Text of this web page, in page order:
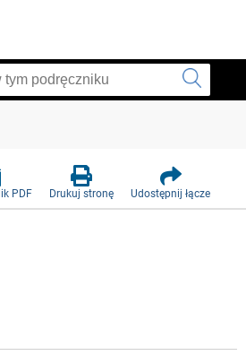
PDF Drukuj stronę Udostępnij łącze